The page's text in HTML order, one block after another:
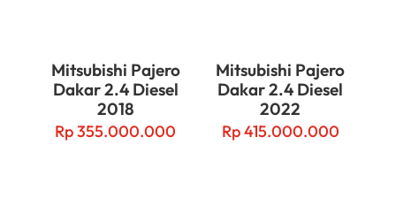
Mitsubishi Pajero
Dakar 2.4 Diesel
2018
Rp355.000.000
Mitsubishi Pajero
Dakar 2.4 Diesel
2022
Rp415.000.000